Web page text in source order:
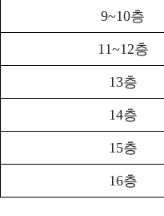
9~10층
11~12층
13층
14층
15층
16층